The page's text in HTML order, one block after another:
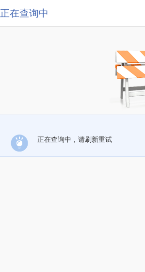
正在查询中
正在查询中，请刷新重试